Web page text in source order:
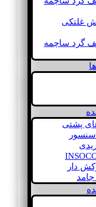
غلتکی
گرد ساچمه
دار
جامد